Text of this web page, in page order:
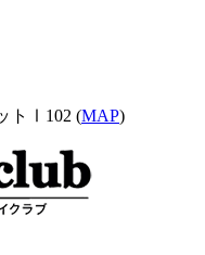
トⅠ102 (MAP)